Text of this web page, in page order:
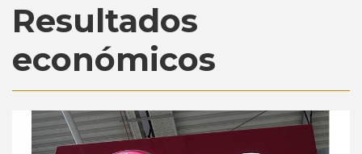
Resultados
económicos